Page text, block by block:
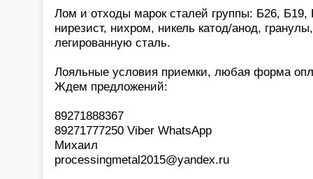
Лом и отходы марок сталей группы: Б26,
нирезист, нихром, никель катод/анод,
легированную сталь.
Лояльные условия приемки, любая форма
Ждем предложений:
89271888367
89271777250 Viber WhatsApp
Михаил
processingmetal2015@yandex.ru